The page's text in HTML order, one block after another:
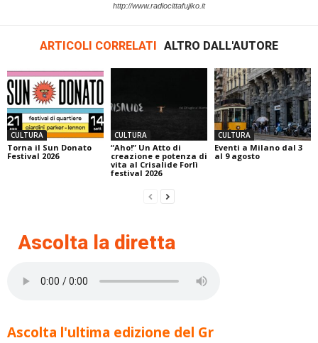
http://www.radiocittafujiko.it
ARTICOLI CORRELATI ALTRO DALL'AUTORE
CULTURA
Torna il Sun Donato
Festival 2026
CULTURA
“Aho!” Un Atto di
creazione e potenza di
vita al Crisalide Forlì
festival 2026
CULTURA
Eventi a Milano dal 3
al 9 agosto
Ascolta la diretta
Ascolta l'ultima edizione del Gr